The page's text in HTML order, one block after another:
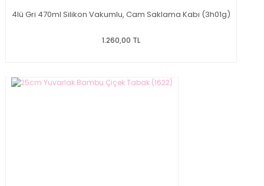
4lü Gri 470ml Silikon Vakumlu, Cam Saklama Kabı (3h01g)
1.260,00 TL